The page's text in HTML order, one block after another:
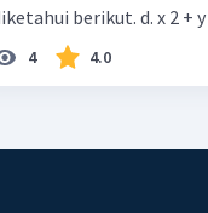
diketahui
4 4.0